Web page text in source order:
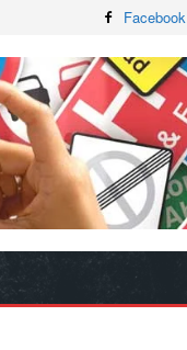
Facebook